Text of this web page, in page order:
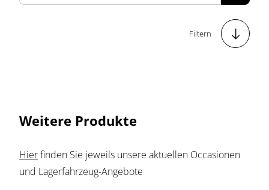
Filtern 
Weitere Produkte
Hierfinden Sie jeweils unsere aktuellen Occasionen
und Lagerfahrzeug-Angebote